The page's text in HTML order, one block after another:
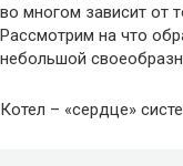
во многом зависит от
Рассмотрим на что
небольшой
Котел – «сердце»